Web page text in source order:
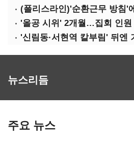
뉴스리듬
주요 뉴스